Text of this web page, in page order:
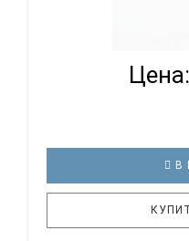
HOHNER B95084
В